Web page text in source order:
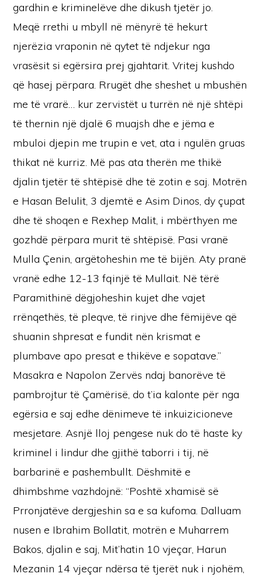
gardhin e kriminelëve dhe dikush tjetër jo.
Meqë rrethi u mbyll në mënyrë të hekurt
njerëzia vraponin në qytet të ndjekur nga
vrasësit si egërsira prej gjahtarit. Vritej kushdo
që hasej përpara. Rrugët dhe sheshet u mbushën
me të vrarë… kur zervistët u turrën në një shtëpi
të thernin një djalë 6 muajsh dhe e jëma e
mbuloi djepin me trupin e vet, ata i ngulën gruas
thikat në kurriz. Më pas ata therën me thikë
djalin tjetër të shtëpisë dhe të zotin e saj. Motrën
e Hasan Belulit, 3 djemtë e Asim Dinos, dy çupat
dhe të shoqen e Rexhep Malit, i mbërthyen me
gozhdë përpara murit të shtëpisë. Pasi vranë
Mulla Çenin, argëtoheshin me të bijën. Aty pranë
vranë edhe 12-13 fqinjë të Mullait. Në tërë
Paramithinë dëgjoheshin kujet dhe vajet
rrënqethës, të pleqve, të rinjve dhe fëmijëve që
shuanin shpresat e fundit nën krismat e
plumbave apo presat e thikëve e sopatave.”
Masakra e Napolon Zervës ndaj banorëve të
pambrojtur të Çamërisë, do t’ia kalonte për nga
egërsia e saj edhe dënimeve të inkuizicioneve
mesjetare. Asnjë lloj pengese nuk do të haste ky
kriminel i lindur dhe gjithë taborri i tij, në
barbarinë e pashembullt. Dëshmitë e
dhimbshme vazhdojnë: “Poshtë xhamisë së
Prronjatëve dergjeshin sa e sa kufoma. Dalluam
nusen e Ibrahim Bollatit, motrën e Muharrem
Bakos, djalin e saj, Mit’hatin 10 vjeçar, Harun
Mezanin 14 vjeçar ndërsa të tjerët nuk i njohëm,